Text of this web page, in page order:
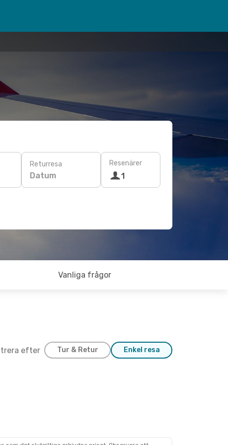
Returresa
Datum
Resenärer
1
Vanliga frågor
efter Tur & Retur Enkel resa